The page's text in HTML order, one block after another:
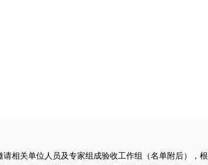
请相关单位人员及专家组成验收工作组（名单附后），